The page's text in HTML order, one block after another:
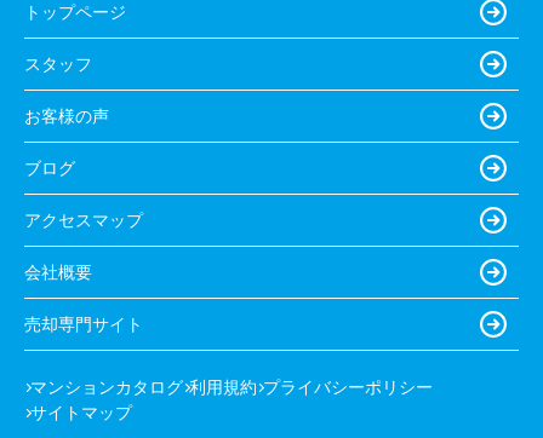
トップページ
スタッフ
お客様の声
ブログ
アクセスマップ
会社概要
売却専門サイト
マンションカタログ 利用規約 プライバシーポリシー
サイトマップ